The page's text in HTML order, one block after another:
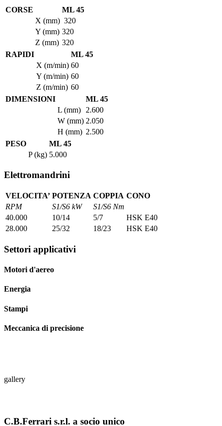
CORSE
ML 45
X (mm) 320
Y (mm) 320
Z (mm) 320
RAPIDI
ML 45
X (m/min) 60
Y (m/min) 60
Z (m/min) 60
DIMENSIONI
ML 45
L (mm)
2.600
W (mm) 2.050
H (mm) 2.500
PESO
ML 45
P (kg) 5.000
Elettromandrini
VELOCITA’ POTENZA COPPIA CONO
RPM
S1/S6 kW
S1/S6 Nm
40.000
10/14 5/7
HSK E40
28.000
25/32 18/23 HSK E40
Settori applicativi
Motori d'aereo
Energia
Stampi
Meccanica di precisione
gallery
C.B.Ferrari s.r.l. a socio unico